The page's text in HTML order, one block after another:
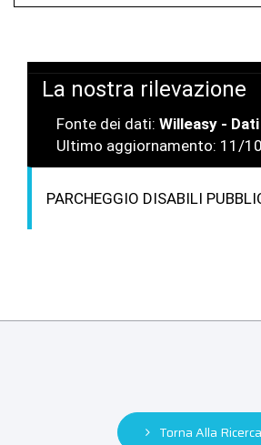
La nostra rilevazione
Fonte dei dati: Willeasy -
Ultimo aggiornamento: 11/
PARCHEGGIO DISABILI
Torna Alla Ricerca